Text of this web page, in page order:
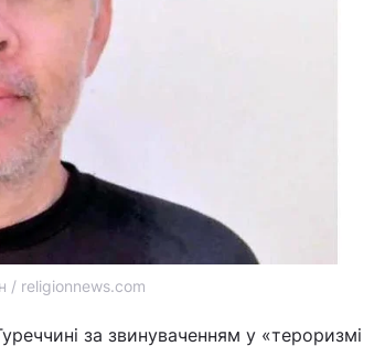
/ religionnews.com
за звинуваченням у «тероризмі